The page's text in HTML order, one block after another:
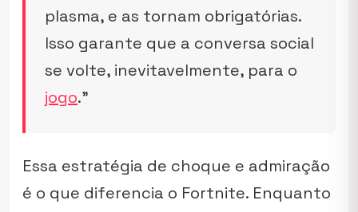
plasma, e as tornam obrigatórias.
Isso garante que a conversa social
se volte, inevitavelmente, para o
jogo.”
Essa estratégia de choque e admiração
é o que diferencia o Fortnite. Enquanto